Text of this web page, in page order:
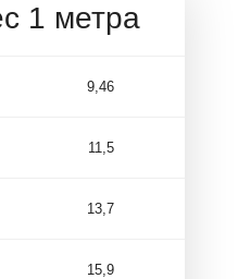
1 метра
9,46
11,5
13,7
15,9